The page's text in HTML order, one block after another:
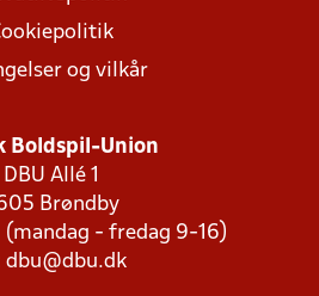
og vilkår
Boldspil-Union
DBU Allé 1
Brøndby
(mandag - fredag 9-16)
dbu@dbu.dk